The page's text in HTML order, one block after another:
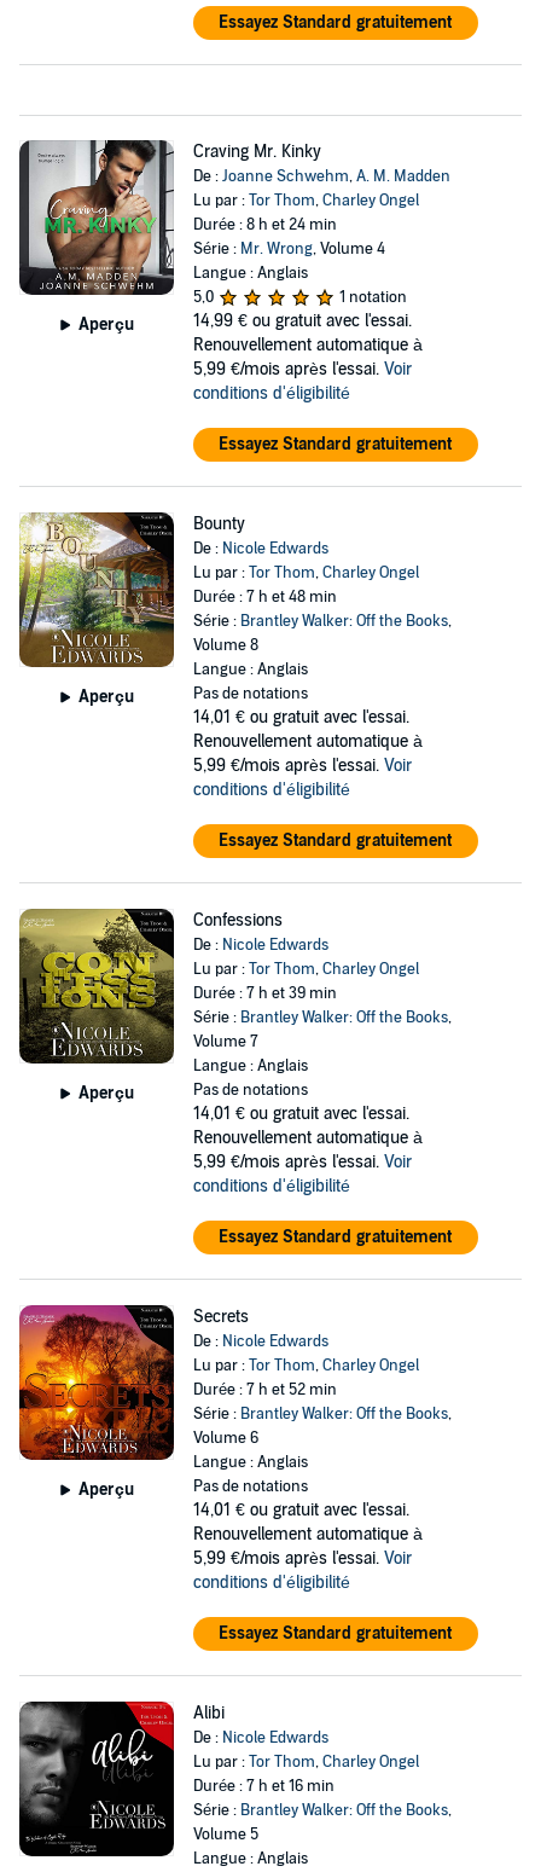
Essayez Standard gratuitement
Aperçu
Craving Mr. Kinky
De :Joanne Schwehm,A. M. Madden
Lu par :Tor Thom,Charley Ongel
Durée : 8 h et 24 min
Série : Mr. Wrong, Volume 4
Langue : Anglais
5,0
1 notation
14,99 € ou gratuit avec l'essai.
Renouvellement automatique à
5,99 €/mois après l'essai. Voir
conditions d'éligibilité
Essayez Standard gratuitement
Aperçu
Bounty
De : Nicole Edwards
Lu par :Tor Thom,Charley Ongel
Durée : 7 h et 48 min
Série : Brantley Walker: Off the Books,
Volume 8
Langue : Anglais
Pas de notations
14,01 € ou gratuit avec l'essai.
Renouvellement automatique à
5,99 €/mois après l'essai. Voir
conditions d'éligibilité
Essayez Standard gratuitement
Aperçu
Confessions
De : Nicole Edwards
Lu par :Tor Thom,Charley Ongel
Durée : 7 h et 39 min
Série : Brantley Walker: Off the Books,
Volume 7
Langue : Anglais
Pas de notations
14,01 € ou gratuit avec l'essai.
Renouvellement automatique à
5,99 €/mois après l'essai. Voir
conditions d'éligibilité
Essayez Standard gratuitement
Aperçu
Secrets
De : Nicole Edwards
Lu par :Tor Thom,Charley Ongel
Durée : 7 h et 52 min
Série : Brantley Walker: Off the Books,
Volume 6
Langue : Anglais
Pas de notations
14,01 € ou gratuit avec l'essai.
Renouvellement automatique à
5,99 €/mois après l'essai. Voir
conditions d'éligibilité
Essayez Standard gratuitement
Alibi
De : Nicole Edwards
Lu par :Tor Thom,Charley Ongel
Durée : 7 h et 16 min
Série : Brantley Walker: Off the Books,
Volume 5
Langue : Anglais